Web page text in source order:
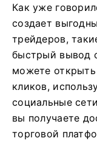
Как уже
создает
трейдеров,
быстрый вывод
можете открыть
кликов,
социальные
вы получаете
торговой